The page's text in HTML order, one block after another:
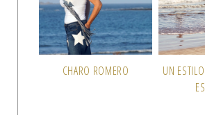
CHARO ROMERO
UN